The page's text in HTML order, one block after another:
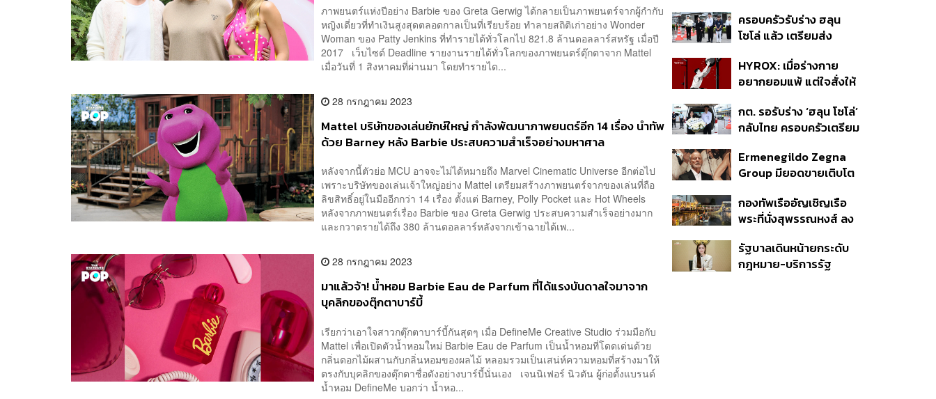
ภาพยนตร์แห่งปีอย่าง Barbie ของ Greta Gerwig ได้กลายเป็นภาพยนตร์จากผู้กำกับ
หญิงเดี่ยวที่ทำเงินสูงสุดตลอดกาลเป็นที่เรียบร้อย ทำลายสถิติเก่าอย่าง Wonder
Woman ของ Patty Jenkins ที่ทำรายได้ทั่วโลกไป 821.8 ล้านดอลลาร์สหรัฐ เมื่อปี
2017 เว็บไซต์ Deadline รายงานรายได้ทั่วโลกของภาพยนตร์ตุ๊กตาจาก Mattel
เมื่อวันที่ 1 สิงหาคมที่ผ่านมา โดยทำรายได...
28 กรกฎาคม 2023
Mattel บริษัทของเล่นยักษ์ใหญ่ กำลังพัฒนาภาพยนตร์อีก 14 เรื่อง นำทัพ
ด้วย Barney หลัง Barbie ประสบความสำเร็จอย่างมหาศาล
หลังจากนี้ตัวย่อ MCU อาจจะไม่ได้หมายถึง Marvel Cinematic Universe อีกต่อไป
เพราะบริษัทของเล่นเจ้าใหญ่อย่าง Mattel เตรียมสร้างภาพยนตร์จากของเล่นที่ถือ
ลิขสิทธิ์อยู่ในมืออีกกว่า 14 เรื่อง ตั้งแต่ Barney, Polly Pocket และ Hot Wheels
หลังจากภาพยนตร์เรื่อง Barbie ของ Greta Gerwig ประสบความสำเร็จอย่างมาก
และกวาดรายได้ถึง 380 ล้านดอลลาร์หลังจากเข้าฉายได้เพ...
28 กรกฎาคม 2023
มาแล้วจ้า! น้ำหอม Barbie Eau de Parfum ที่ได้แรงบันดาลใจมาจาก
บุคลิกของตุ๊กตาบาร์บี้
เรียกว่าเอาใจสาวกตุ๊กตาบาร์บี้กันสุดๆ เมื่อ DefineMe Creative Studio ร่วมมือกับ
Mattel เพื่อเปิดตัวน้ำหอมใหม่ Barbie Eau de Parfum เป็นน้ำหอมที่โดดเด่นด้วย
กลิ่นดอกไม้ผสานกับกลิ่นหอมของผลไม้ หลอมรวมเป็นเสน่ห์ความหอมที่สร้างมาให้
ตรงกับบุคลิกของตุ๊กตาชื่อดังอย่างบาร์บี้นั่นเอง เจนนิเฟอร์ นิวตัน ผู้ก่อตั้งแบรนด์
น้ำหอม DefineMe บอกว่า น้ำหอ...
ครอบครัวรับร่าง ฮลุน
โซโล่ แล้ว เตรียมส่ง
ชีวิต
HYROX: เมื่อร่างกาย
อยากยอมแพ้ แต่ใจสั่งให้
Self-Commitment ที่น่า
ลอง
กต. รอรับร่าง ‘ฮลุน โซโล่’
กลับไทย ครอบครัวเตรียม
Ermenegildo Zegna
Group มียอดขายเติบโต
ของปีนี้
กองทัพเรืออัญเชิญเรือ
พระที่นั่งสุพรรณหงส์ ลง
พยุหยาตราทางชลมารค ปี
2569
รัฐบาลเดินหน้ายกระดับ
กฎหมาย-บริการรัฐ